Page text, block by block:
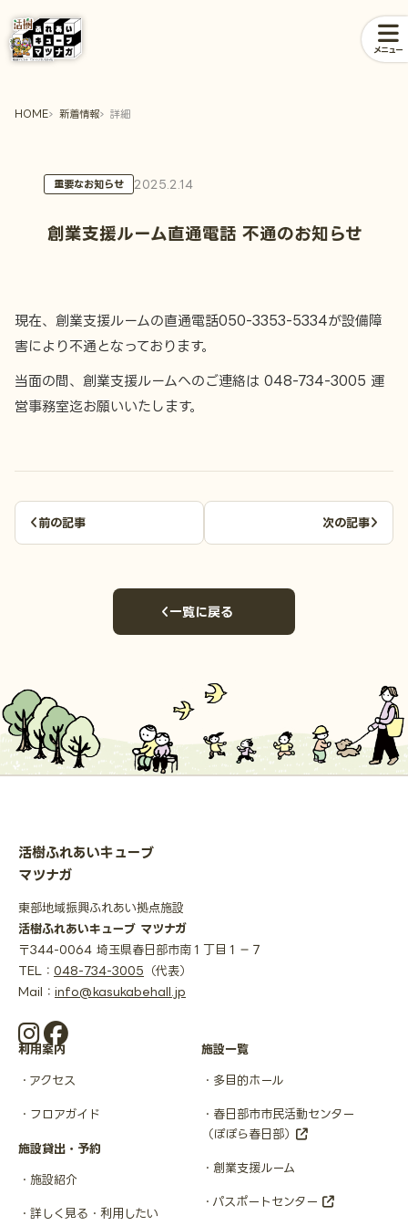
メニュー
HOME 新着情報 詳細
重要なお知らせ 2025.2.14
創業支援ルーム直通電話 不通のお知らせ
現在、創業支援ルームの直通電話050-3353-5334が設備障
害により不通となっております。
当面の間、創業支援ルームへのご連絡は 048-734-3005 運
営事務室迄お願いいたします。
前の記事 次の記事
一覧に戻る
活樹ふれあいキューブ
マツナガ
東部地域振興ふれあい拠点施設
活樹ふれあいキューブ マツナガ
〒344-0064 埼玉県春日部市南１丁目１−７
TEL： 048-734-3005 （代表）
Mail： info@kasukabehall.jp
利用案内
アクセス
フロアガイド
施設貸出・予約
施設紹介
詳しく見る・利用したい
施設一覧
多目的ホール
春日部市市民活動センター
（ぽぽら春日部）
創業支援ルーム
パスポートセンター